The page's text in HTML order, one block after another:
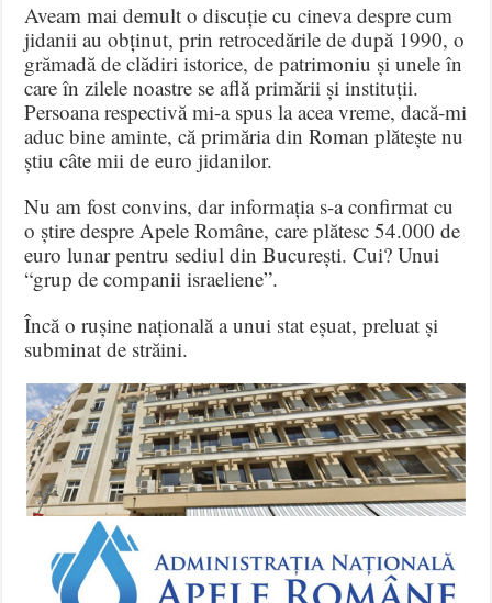
Aveam mai demult o discuție cu cineva despre cum
jidanii au obținut, prin retrocedările de după 1990, o
grămadă de clădiri istorice, de patrimoniu și unele în
care în zilele noastre se află primării și instituții.
Persoana respectivă mi-a spus la acea vreme, dacă-mi
aduc bine aminte, că primăria din Roman plătește nu
știu câte mii de euro jidanilor.
Nu am fost convins, dar informația s-a confirmat cu
o știre despre Apele Române, care plătesc 54.000 de
euro lunar pentru sediul din București. Cui? Unui
“grup de companii israeliene”.
Încă o rușine națională a unui stat eșuat, preluat și
subminat de străini.